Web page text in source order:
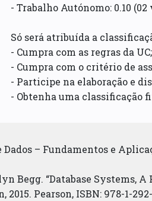
- Trabalho Autónomo: 0.10 (02
Só será atribuída a
- Cumpra com as regras da UC;
- Cumpra com o critério de
- Participe na elaboração e
- Obtenha uma classificação
Dados – Fundamentos e
Begg. “Database
Pearson, ISBN: 978-1-